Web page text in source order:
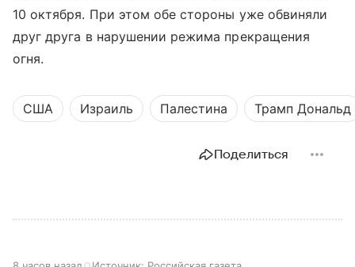
10 октября. При этом обе стороны уже обвиняли
друг друга в нарушении режима прекращения
огня.
США Израиль Палестина Трамп Дональд
Поделиться